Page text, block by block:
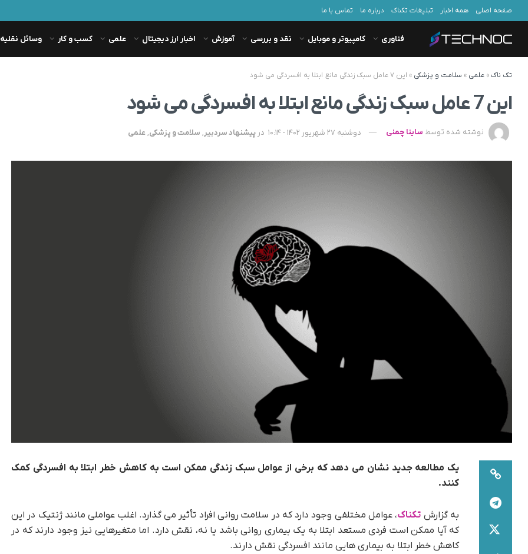
صفحه اصلی همه اخبار تبلیغات تکناک درباره ما تماس با ما
فناوری کامپیوتر و موبایل نقد و بررسی آموزش اخبار ارز دیجیتال علمی کسب و کار وسائل نقلیه
تک ناک» علمی » سلامت و پزشکی » این ۷ عامل سبک زندگی مانع ابتلا به افسردگی می شود
این 7 عامل سبک زندگی مانع ابتلا به افسردگی می شود
نوشته شده توسط ساینا چمنی دوشنبه 27 شهریور 1402 - 10:14 در پیشنهاد سردبیر, سلامت و پزشکی, علمی
یک مطالعه جدید نشان می دهد که برخی از عوامل سبک زندگی ممکن است به کاهش خطر ابتلا به افسردگی کمک
کنند.
به گزارش تکناک، عوامل مختلفی وجود دارد که در سلامت روانی افراد تأثیر می گذارد. اغلب عواملی مانند ژنتیک در این
که آیا ممکن است فردی مستعد ابتلا به یک بیماری روانی باشد یا نه، نقش دارد. اما متغیرهایی نیز وجود دارند که در
کاهش خطر ابتلا به بیماری هایی مانند افسردگی نقش دارند.